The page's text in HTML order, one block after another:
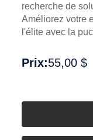
recherche de
Améliorez votre
l'élite avec la
Prix:55,00 $